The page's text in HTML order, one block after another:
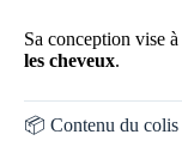
Sa conception vise à
les cheveux.
📦 Contenu du colis